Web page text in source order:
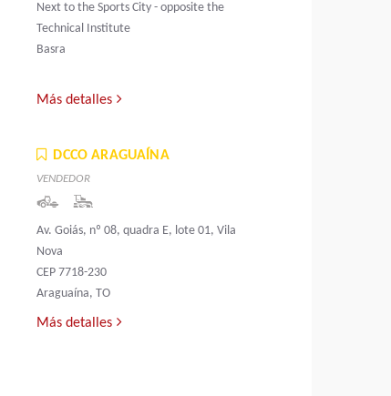
Next to the Sports City - opposite the
Technical Institute
Basra
Más detalles
DCCO ARAGUAÍNA
VENDEDOR
Av. Goiás, nº 08, quadra E, lote 01, Vila
Nova
CEP 7718-230
Araguaína, TO
Más detalles